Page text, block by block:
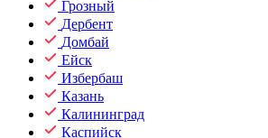
Грозный
Дербент
Домбай
Ейск
Избербаш
Казань
Калининград
Каспийск